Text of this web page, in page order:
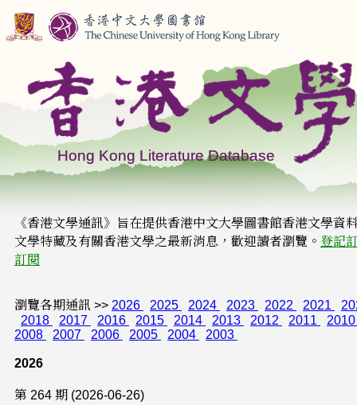
《香港文學通訊》旨在提供香港中文大學圖書館香港文學資
文學特藏及有關香港文學之最新消息，歡迎讀者瀏覽。 登記
訂閱
瀏覽各期通訊 >> 2026 2025 2024 2023 2022 2021
2018
2017 2016 2015 2014 2013 2012 2011
2008
2007 2006 2005 2004 2003
2026
第 264 期 (2026-06-26)